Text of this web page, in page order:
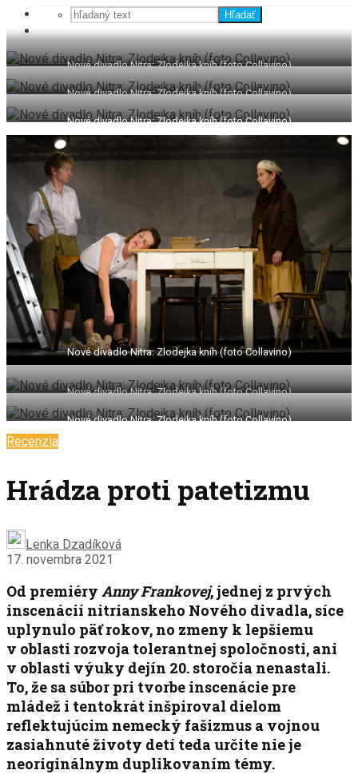
Hľadať
Nové divadlo Nitra: Zlodejka kníh (foto Collavino)
Nové divadlo Nitra: Zlodejka kníh (foto Collavino)
Nové divadlo Nitra: Zlodejka kníh (foto Collavino)
Nové divadlo Nitra: Zlodejka kníh (foto Collavino)
Nové divadlo Nitra: Zlodejka kníh (foto Collavino)
Nové divadlo Nitra: Zlodejka kníh (foto Collavino)
Recenzia
Hrádza proti patetizmu
Lenka Dzadíková
17. novembra 2021
Od premiéry Anny Frankovej, jednej z prvých
inscenácií nitrianskeho Nového divadla, síce
uplynulo päť rokov, no zmeny k lepšiemu
v oblasti rozvoja tolerantnej spoločnosti, ani
v oblasti výuky dejín 20. storočia nenastali.
To, že sa súbor pri tvorbe inscenácie pre
mládež i tentokrát inšpiroval dielom
reflektujúcim nemecký fašizmus a vojnou
zasiahnuté životy detí teda určite nie je
neoriginálnym duplikovaním témy.